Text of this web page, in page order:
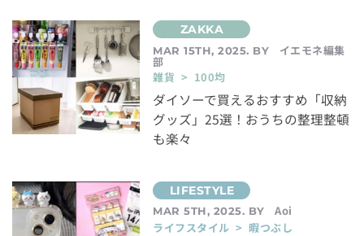
MAR 15TH, 2025. BY イエモネ編集
部
雑貨 > 100均
ダイソーで買えるおすすめ「収納
グッズ」25選！おうちの整理整頓
も楽々
MAR 5TH, 2025. BY
Aoi
ライフスタイル > 暇つぶし